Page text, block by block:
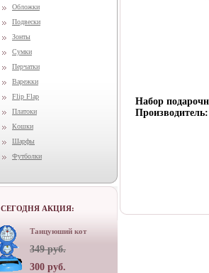
Обложки
Подвески
Зонты
Сумки
Перчатки
Варежки
Flip Flap
Платоки
Кошки
Шарфы
Футболки
СЕГОДНЯ АКЦИЯ:
Танцуюший кот
349 руб.
300 руб.
Набор